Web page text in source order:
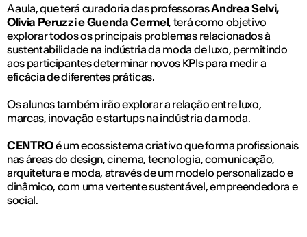
A aula, que terá curadoria das professorasAndrea Selvi,
Olivia Peruzzi e Guenda Cermel, terá como objetivo
explorar todos os principais problemas relacionados à
sustentabilidade na indústria da moda de luxo, permitindo
aos participantes determinar novos KPIs para medir a
eficácia de diferentes práticas.
Os alunos também irão explorar a relação entre luxo,
marcas, inovação e startups na indústria da moda.
CENTROé um ecossistema criativo que forma profissionais
nas áreas do design, cinema, tecnologia, comunicação,
arquitetura e moda, através de um modelo personalizado e
dinâmico, com uma vertente sustentável, empreendedora e
social.